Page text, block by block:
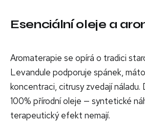
Esenciální oleje a
Aromaterapie se opírá o tradici
Levandule podporuje spánek,
koncentraci, citrusy zvedají
100% přírodní oleje — syntetické
terapeutický efekt nemají.